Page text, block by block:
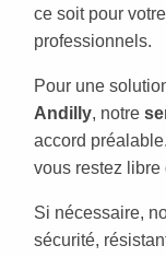
ce soit pour
professionnels.
Pour une
Andilly, notre
accord
vous restez libre
Si nécessaire,
sécurité,